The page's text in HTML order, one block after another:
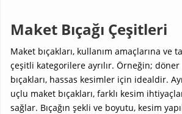
Maket Bıçağı Çeşitleri
Maket bıçakları, kullanım amaçlarına ve
çeşitli kategorilere ayrılır. Örneğin; döner
bıçakları, hassas kesimler için idealdir.
uçlu maket bıçakları, farklı kesim
sağlar. Bıçağın şekli ve boyutu, kesim